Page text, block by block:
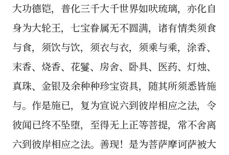
大功德铠，普化三千大千世界如吠琉璃，亦化自
身为大轮王，七宝眷属无不圆满，诸有情类须食
与食，须饮与饮，须衣与衣，须乘与乘，涂香、
末香、烧香、花鬘、房舍、卧具、医药、灯烛、
真珠、金银及余种种珍宝资具，随其所须悉皆施
与。作是施已，复为宣说六到彼岸相应之法，令
彼闻已终不坠堕，至得无上正等菩提，常不舍离
六到彼岸相应之法。善现！是为菩萨摩诃萨被大